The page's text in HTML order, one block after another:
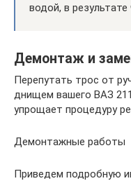
водой, в
Демонтаж и
Перепутать трос от
днищем вашего ВАЗ
упрощает процедуру
Демонтажные работы
Приведем подробную